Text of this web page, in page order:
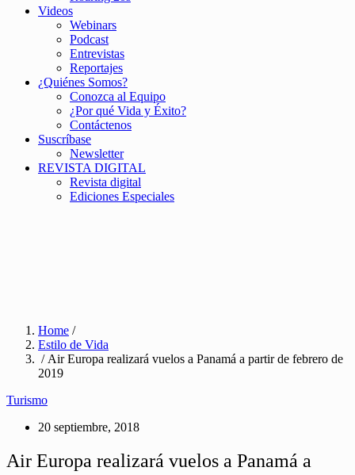
Videos
Webinars
Podcast
Entrevistas
Reportajes
¿Quiénes Somos?
Conozca al Equipo
¿Por qué Vida y Éxito?
Contáctenos
Suscríbase
Newsletter
REVISTA DIGITAL
Revista digital
Ediciones Especiales
Home /
Estilo de Vida
/ Air Europa realizará vuelos a Panamá a partir de febrero de
2019
Turismo
20 septiembre, 2018
Air Europa realizará vuelos a Panamá a